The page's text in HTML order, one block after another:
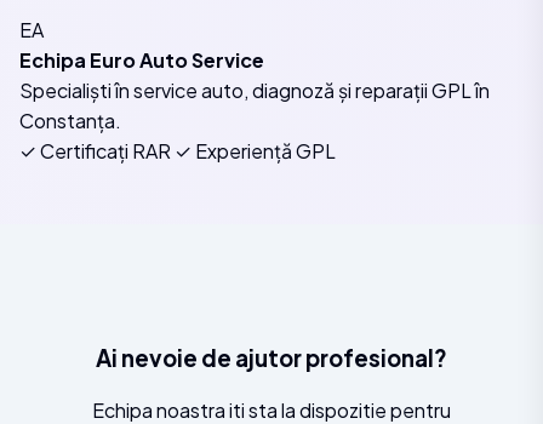
EA
Echipa Euro Auto Service
Specialiști în service auto, diagnoză și reparații GPL în
Constanța.
✓ Certificați RAR ✓ Experiență GPL
Ai nevoie de ajutor profesional?
Echipa noastra iti sta la dispozitie pentru